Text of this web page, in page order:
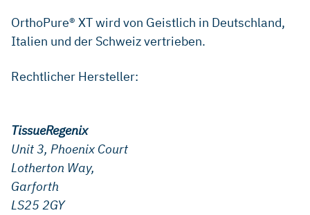
OrthoPure® XT wird von Geistlich in Deutschland,
Italien und der Schweiz vertrieben.
Rechtlicher Hersteller:
TissueRegenix
Unit 3, Phoenix Court
Lotherton Way,
Garforth
LS25 2GY